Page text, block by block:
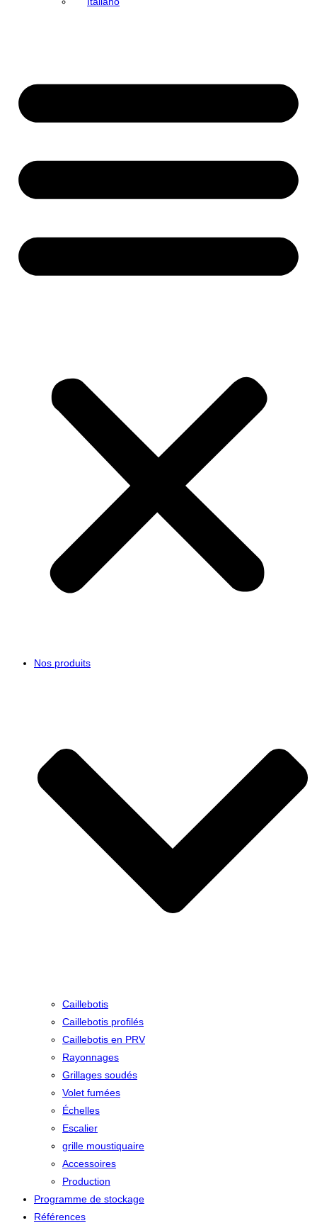
Nos produits
Caillebotis
Caillebotis profilés
Caillebotis en PRV
Rayonnages
Grillages soudés
Volet fumées
Échelles
Escalier
grille moustiquaire
Accessoires
Production
Programme de stockage
Références